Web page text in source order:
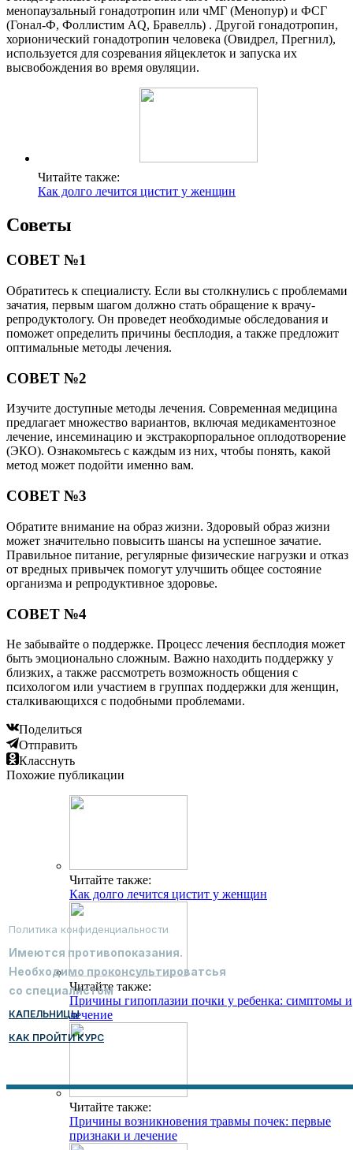
менопаузальный гонадотропин или чМГ (Менопур) и ФСГ
(Гонал-Ф, Фоллистим AQ, Бравелль) . Другой гонадотропин,
хорионический гонадотропин человека (Овидрел, Прегнил),
используется для созревания яйцеклеток и запуска их
высвобождения во время овуляции.
Читайте также:
Как долго лечится цистит у женщин
Советы
СОВЕТ №1
Обратитесь к специалисту. Если вы столкнулись с проблемами
зачатия, первым шагом должно стать обращение к врачу-
репродуктологу. Он проведет необходимые обследования и
поможет определить причины бесплодия, а также предложит
оптимальные методы лечения.
СОВЕТ №2
Изучите доступные методы лечения. Современная медицина
предлагает множество вариантов, включая медикаментозное
лечение, инсеминацию и экстракорпоральное оплодотворение
(ЭКО). Ознакомьтесь с каждым из них, чтобы понять, какой
метод может подойти именно вам.
СОВЕТ №3
Обратите внимание на образ жизни. Здоровый образ жизни
может значительно повысить шансы на успешное зачатие.
Правильное питание, регулярные физические нагрузки и отказ
от вредных привычек помогут улучшить общее состояние
организма и репродуктивное здоровье.
СОВЕТ №4
Не забывайте о поддержке. Процесс лечения бесплодия может
быть эмоционально сложным. Важно находить поддержку у
близких, а также рассмотреть возможность общения с
психологом или участием в группах поддержки для женщин,
сталкивающихся с подобными проблемами.
Поделиться
Отправить
Класснуть
Похожие публикации
Читайте также:
Как долго лечится цистит у женщин
Читайте также:
Причины гипоплазии почки у ребенка: симптомы и
лечение
Читайте также:
Причины возникновения травмы почек: первые
признаки и лечение
Политика конфиденциальности
Имеются противопоказания.
Необходимо проконсультироватсья
со специалистом
КАПЕЛЬНИЦЫ
КАК ПРОЙТИ КУРС